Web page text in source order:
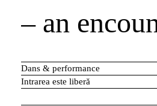
– an
Dans & performance
Intrarea este liberă